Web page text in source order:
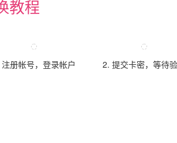
教程
册帐号，登录帐户 2. 提交卡密，等待